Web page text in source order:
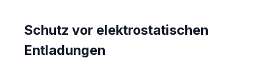
Schutz vor elektrostatischen
Entladungen